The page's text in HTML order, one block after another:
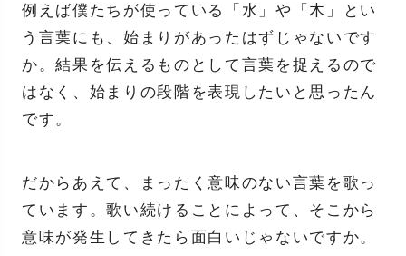
例えば僕たちが使っている「水」や「木」とい
う言葉にも、始まりがあったはずじゃないです
か。結果を伝えるものとして言葉を捉えるので
はなく、始まりの段階を表現したいと思ったん
です。
だからあえて、まったく意味のない言葉を歌っ
ています。歌い続けることによって、そこから
意味が発生してきたら面白いじゃないですか。